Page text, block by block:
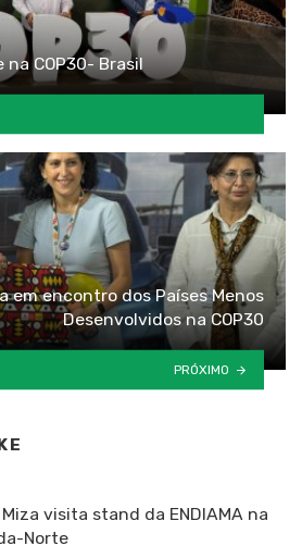
na COP30- Brasil
em encontro dos Países Menos
Desenvolvidos na COP30
PRÓXIMO
visita stand da ENDIAMA na
Norte